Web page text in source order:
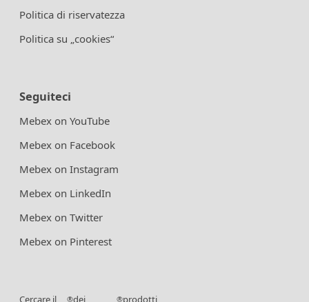
Politica di riservatezza
Politica su „cookies“
Seguiteci
Mebex on YouTube
Mebex on Facebook
Mebex on Instagram
Mebex on LinkedIn
Mebex on Twitter
Mebex on Pinterest
Cercare il ®dei ®prodotti